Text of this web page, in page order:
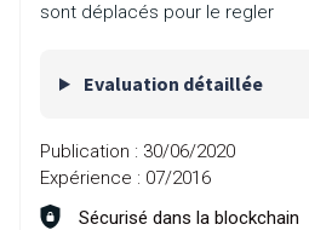
sont déplacés pour le regler
Evaluation détaillée
Publication : 30/06/2020
Expérience : 07/2016
Sécurisé dans la blockchain